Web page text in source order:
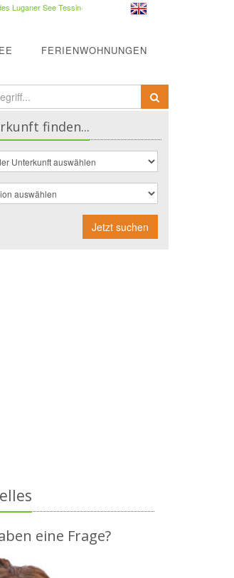
Luganer See Tessin·
FERIENWOHNUNGEN
finden...
Jetzt suchen
eine Frage?